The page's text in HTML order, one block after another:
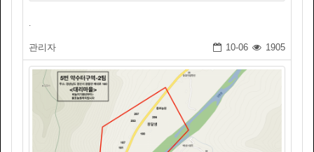
.
관리자 10-06 1905